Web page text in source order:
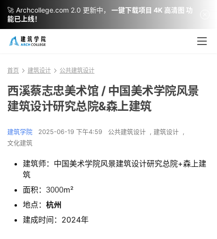
首页 建筑设计 公共建筑设计
西溪蔡志忠美术馆 / 中国美术学院风景
建筑设计研究总院&森上建筑
建筑学院 2025-06-19 下午4:59 公共建筑设计 , 建筑设计 ,
文化建筑
建筑师：中国美术学院风景建筑设计研究总院+森上建
筑
面积： 3000m²
地点： 杭州
建成时间：2024年
🚀 Archcollege.com 2.0 更新中，
一键下载项目 4K 高清图 功
能已上线！